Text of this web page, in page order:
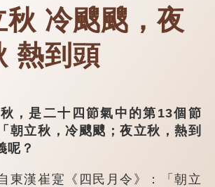
秋 冷颼颼，夜
熱到頭
是二十四節氣中的第13個節
朝立秋，冷颼颼；夜立秋，熱到
呢？
漢崔寔《四民月令》：「朝立